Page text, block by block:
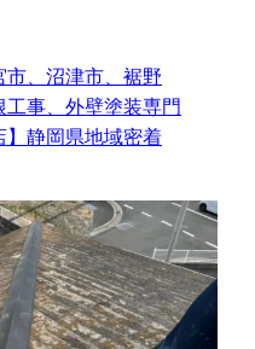
、沼津市、裾野
事、外壁塗装専門
】静岡県地域密着